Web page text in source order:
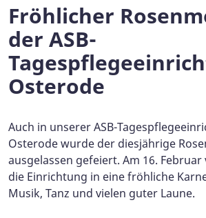
Fröhlicher
der ASB-
Osterode
Auch in unserer ASB-
Osterode wurde der diesjährige
ausgelassen gefeiert. Am 16.
die Einrichtung in eine fröhliche
Musik, Tanz und vielen guter Laune.